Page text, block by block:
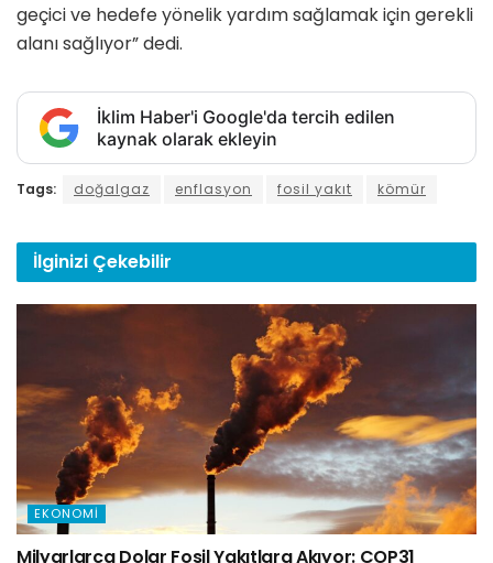
geçici ve hedefe yönelik yardım sağlamak için gerekli
alanı sağlıyor” dedi.
İklim Haber'i Google'da tercih edilen
kaynak olarak ekleyin
Tags: doğalgaz enflasyon fosil yakıt kömür
İlginizi Çekebilir
EKONOMI
Milyarlarca Dolar Fosil Yakıtlara Akıyor: COP31